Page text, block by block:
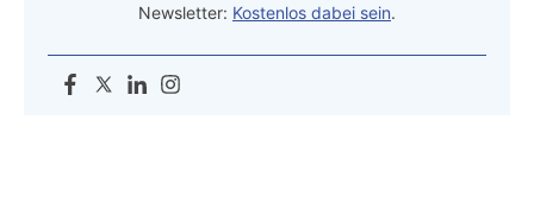
Newsletter: Kostenlos dabei sein.